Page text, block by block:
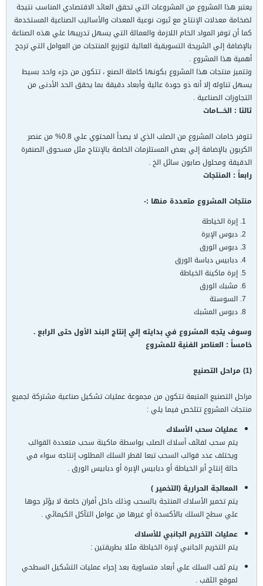
يعتبر هذا المشروع من المشروعات التي تحقق العائد الاقتصادي المناسب نتيجة
لضخامة معدلات الإنتاج مع ثبوت نوعية المعدات والأساليب الصناعية المستخدمة
كما أن توفر المواد الخام اللازمة والعمالة التي يسهل تدريبها علي هذه الصناعة
بالإضافة إلي الشريحة التسويقية العالية لتوزيع المنتجات من العوامل التي ترجح
أهمية هذا المشروع .
وتتميز منتجات هذا المشروع بكونها كاملة الصنع ، تتكون من جزء واحد بسيط
يسهل تناوله إلا أنه ذو جودة عالية وأبعاد دقيقة بما يحقق الحد الأدنى من
التجاوزات الصناعية .
ثالثا : الخــــامات
تتوفر خامات المشروع من الصلب الذي لا يصدأ المحتوي علي 0.8% من عنصر
الكربون بالإضافة إلي بعض المستلزمات الخاصة بالإنتاج مثل مسحوق الصنفرة
الدقيقة ومحلول صابون سائل الخ .
رابعاً : المنتجات
منتجات المشروع متعددة منها :-
إبرة الخياطة
دبوس الإبرة
دبوس الورق
دبابيس دباسة الورق
إبرة ماكينة الخياطة
مشبك الورق
السوستة
دبوس المشبك
وسوف يتجه المشروع في بدايته إلي إنتاج البند الأول حتى الرابع .
خامساً : العناصر الفنية للمشروع
(1) مراحل التصنيع
مراحل التصنيع المتبعة تتكون من مجموعة عمليات تشكيل صناعية مشتركة لجميع
منتجات المشروع تتلخص فيما يلي :
عمليات سحب الأسلاك
يتم سحب لفائف أسلاك الصلب بواسطة ماكينة سحب متعددة القوالب
ويختلف عدد قوالب السحب تبعا لقطر السلك المطلوب إنتاجه سواء في
حالة إنتاج أبر الخياطة أو دبابيس الإبرة أو دبابيس الورق .
المعالجة الحرارية (التخمير )
يتم تخمير الأسلاك المنتجة بالسحب وذلك داخل أفران خاصة لا يؤثر جوها
علي سطح السلك بالأكسدة أو غيرها من عوامل التآكل الكيمائي .
عمليات التخريم الجانبي للأسلاك
يتم التخريم الجانبي لإبرة الخياطة مثلا بطريقتين :
يتم ثقب السلك علي أبعاد متساوية بعد إجراء عمليات التشكيل السطحي
لموقع الثقب .